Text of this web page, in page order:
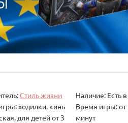
Стиль жизни
Наличие: Есть
ходилки, кинь
для детей от 3
Время игры: от
минут